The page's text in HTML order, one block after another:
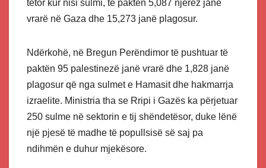
tetor kur nisi sulmi, të paktën 5,087 njerëz janë
vrarë në Gaza dhe 15,273 janë plagosur.
Ndërkohë, në Bregun Perëndimor të pushtuar të
paktën 95 palestinezë janë vrarë dhe 1,828 janë
plagosur që nga sulmet e Hamasit dhe hakmarrja
izraelite. Ministria tha se Rripi i Gazës ka përjetuar
250 sulme në sektorin e tij shëndetësor, duke lënë
një pjesë të madhe të popullsisë së saj pa
ndihmën e duhur mjekësore.